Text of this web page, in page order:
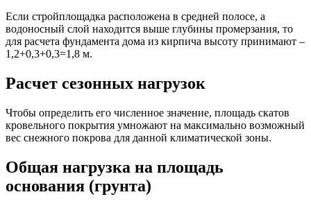
Если стройплощадка расположена в средней полосе, а
водоносный слой находится выше глубины промерзания, то
для расчета фундамента дома из кирпича высоту принимают –
1,2+0,3+0,3=1,8 м.
Расчет сезонных нагрузок
Чтобы определить его численное значение, площадь скатов
кровельного покрытия умножают на максимально возможный
вес снежного покрова для данной климатической зоны.
Общая нагрузка на площадь
основания (грунта)